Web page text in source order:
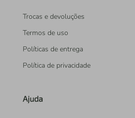
Trocas e devoluções
Termos de uso
Políticas de entrega
Política de privacidade
Ajuda